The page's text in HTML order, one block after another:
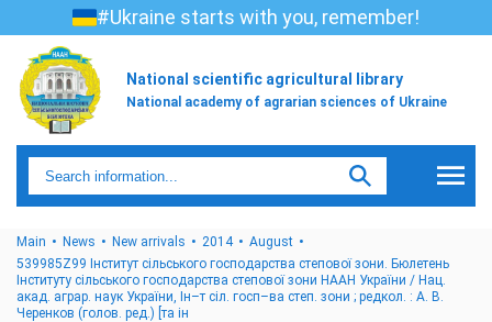
#Ukraine starts with you, remember!
National scientific agricultural library
National academy of agrarian sciences of Ukraine
Main News New arrivals 2014
August
539985Z99 Інститут сільського господарства степової зони. Бюлетень
Інституту сільського господарства степової зони НААН України / Нац.
акад. аграр. наук України, Ін–т сіл. госп–ва степ. зони ; редкол. : А. В.
Черенков (голов. ред.) [та ін